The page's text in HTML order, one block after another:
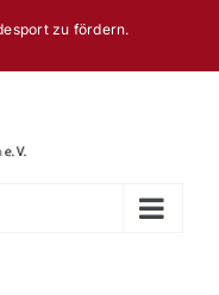
zu fördern.